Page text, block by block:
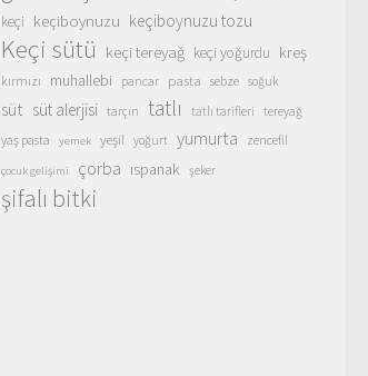
keçi keçiboynuzu keçiboynuzu tozu
Keçi sütü keçi tereyağ keçi yoğurdu kreş
kırmızı muhallebi pancar pasta sebze soğuk
süt süt alerjisi tarçın tatlı tatlı tarifleri tereyağ
yaş pasta yemek yeşil yoğurt yumurta zencefil
çocuk gelişimi çorba ıspanak şeker
şifalı bitki